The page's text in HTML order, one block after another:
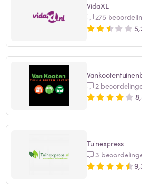
VidaXL
275
2
Tuinexpress
3